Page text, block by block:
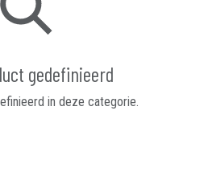
gedefinieerd
in deze categorie.